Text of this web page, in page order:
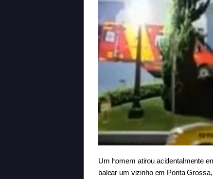
Um homem atirou acidentalmente
balear um vizinho em Ponta